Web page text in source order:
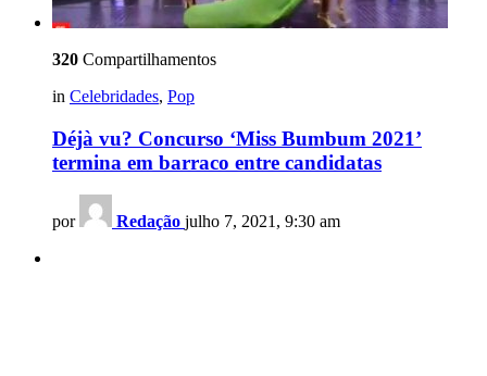
320 Compartilhamentos
in Celebridades, Pop
Déjà vu? Concurso ‘Miss Bumbum 2021’
termina em barraco entre candidatas
por Redação julho 7, 2021, 9:30 am